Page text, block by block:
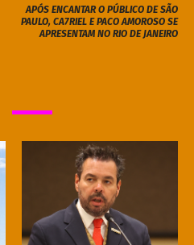
APÓS ENCANTAR O PÚBLICO DE SÃO
PAULO, CA7RIEL E PACO AMOROSO SE
APRESENTAM NO RIO DE JANEIRO